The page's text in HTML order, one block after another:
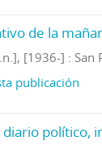
de la
[1936-] : San
publicación
diario político,